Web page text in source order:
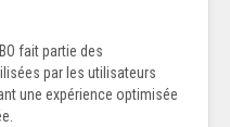
fait partie des
par les utilisateurs
une expérience optimisée